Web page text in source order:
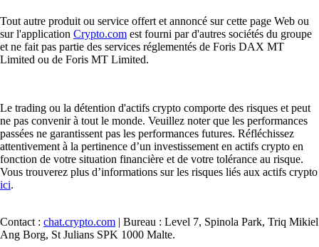
Tout autre produit ou service offert et annoncé sur cette page Web ou
sur l'application Crypto.com est fourni par d'autres sociétés du groupe
et ne fait pas partie des services réglementés de Foris DAX MT
Limited ou de Foris MT Limited.
Le trading ou la détention d'actifs crypto comporte des risques et peut
ne pas convenir à tout le monde. Veuillez noter que les performances
passées ne garantissent pas les performances futures. Réfléchissez
attentivement à la pertinence d’un investissement en actifs crypto en
fonction de votre situation financière et de votre tolérance au risque.
Vous trouverez plus d’informations sur les risques liés aux actifs crypto
ici.
Contact : chat.crypto.com | Bureau : Level 7, Spinola Park, Triq Mikiel
Ang Borg, St Julians SPK 1000 Malte.